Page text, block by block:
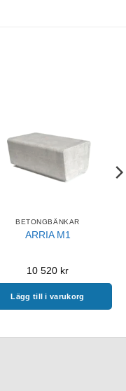
BETONGBÄNKAR
ARRIA M1
10 520 kr
Lägg till i varukorg